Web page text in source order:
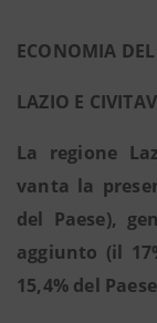
ECONOMIA
LAZIO E
La regione
vanta la
del Paese),
aggiunto (il
15,4% del